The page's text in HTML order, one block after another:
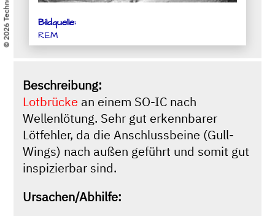
Bildquelle:
REM
Beschreibung:
Lotbrücke an einem SO-IC nach
Wellenlötung. Sehr gut erkennbarer
Lötfehler, da die Anschlussbeine (Gull-
Wings) nach außen geführt und somit gut
inspizierbar sind.
Ursachen/Abhilfe: